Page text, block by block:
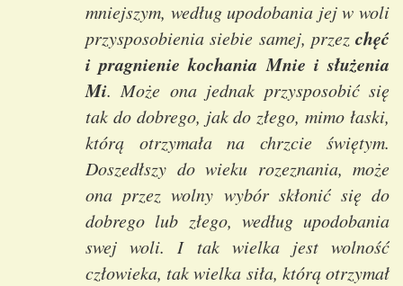
mniejszym, według upodobania jej w woli
przysposobienia siebie samej, przez chęć
i pragnienie kochania Mnie i służenia
Mi. Może ona jednak przysposobić się
tak do dobrego, jak do złego, mimo łaski,
którą otrzymała na chrzcie świętym.
Doszedłszy do wieku rozeznania, może
ona przez wolny wybór skłonić się do
dobrego lub złego, według upodobania
swej woli. I tak wielka jest wolność
człowieka, tak wielka siła, którą otrzymał